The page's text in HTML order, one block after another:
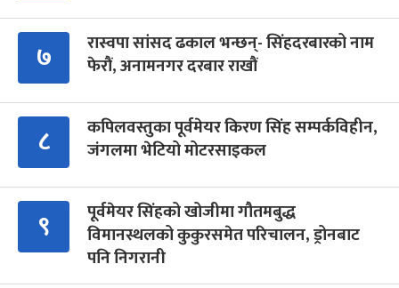
७
रास्वपा सांसद ढकाल भन्छन्- सिंहदरबारको नाम
फेरौं, अनामनगर दरबार राखौं
८
कपिलवस्तुका पूर्वमेयर किरण सिंह सम्पर्कविहीन,
जंगलमा भेटियो मोटरसाइकल
९
पूर्वमेयर सिंहको खोजीमा गौतमबुद्ध
विमानस्थलको कुकुरसमेत परिचालन, ड्रोनबाट
पनि निगरानी